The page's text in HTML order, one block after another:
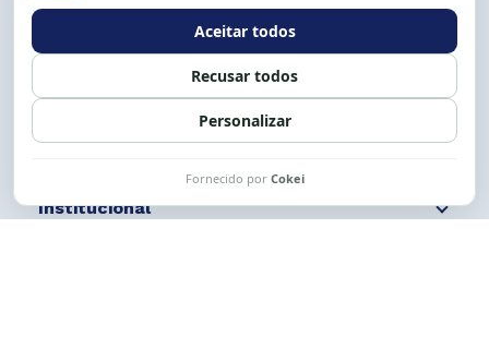
Expediente: 8h às 12h e 13 às 17h.
Siga nossas redes Fale conosco
Institucional